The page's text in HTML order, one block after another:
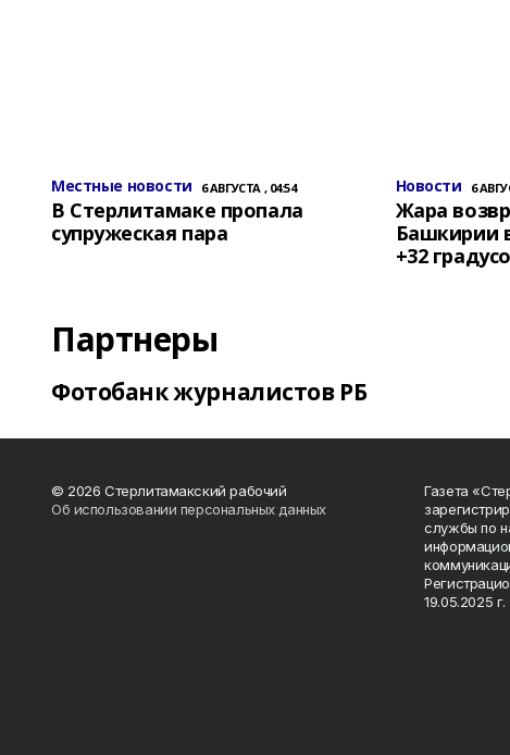
Местные новости 6 АВГУСТА , 04:54
В Стерлитамаке пропала
супружеская пара
Новости 6
Жара
Башкирии
+32
Партнеры
Фотобанк журналистов РБ
© 2026 Стерлитамакский рабочий
Об использовании персональных данных
Газета
службы по
19.05.2025 г.